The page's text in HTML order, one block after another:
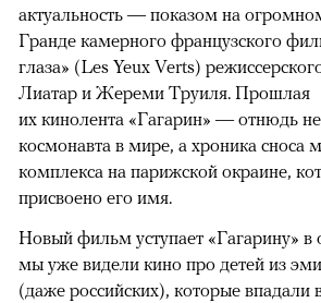
актуальность — показом на
Гранде камерного французского
глаза» (Les Yeux Verts)
Лиатар и Жереми Труиля. Прошлая
их кинолента «Гагарин» — отнюдь
космонавта в мире, а хроника сноса
комплекса на парижской окраине,
присвоено его имя.
Новый фильм уступает «Гагарину» в
мы уже видели кино про детей из
(даже российских), которые впадали